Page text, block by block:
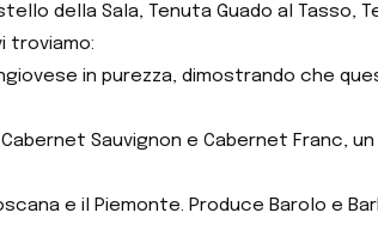
della Sala, Tenuta Guado al Tasso,
troviamo:
in purezza, dimostrando che
Sauvignon e Cabernet Franc,
e il Piemonte. Produce Barolo e